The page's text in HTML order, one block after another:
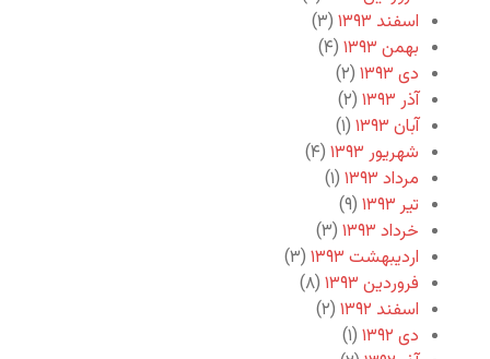
اسفند ۱۳۹۳
(۳)
بهمن ۱۳۹۳
(۴)
دی ۱۳۹۳
(۲)
آذر ۱۳۹۳
(۲)
آبان ۱۳۹۳
(۱)
شهریور ۱۳۹۳
(۴)
مرداد ۱۳۹۳
(۱)
تیر ۱۳۹۳
(۹)
خرداد ۱۳۹۳
(۳)
اردیبهشت ۱۳۹۳
(۳)
فروردین ۱۳۹۳
(۸)
اسفند ۱۳۹۲
(۲)
دی ۱۳۹۲
(۱)